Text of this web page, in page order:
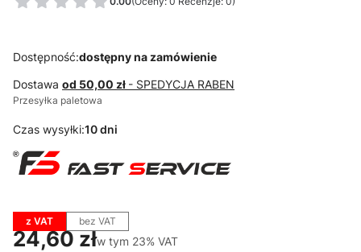
Dostępność:dostępny na zamówienie
Dostawa od 50,00 zł - SPEDYCJA RABEN
Przesyłka paletowa
Czas wysyłki:10 dni
z VAT bez VAT
Cena
24,60 złw tym 23% VAT
w tym 23% VAT